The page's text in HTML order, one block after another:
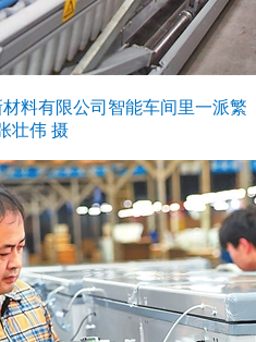
料有限公司智能车间里一派繁
壮伟 摄